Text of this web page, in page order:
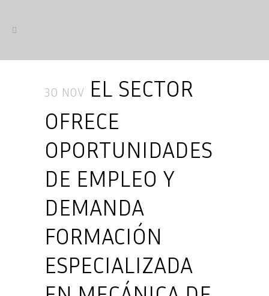
30 NOV EL SECTOR
OFRECE
OPORTUNIDADES
DE EMPLEO Y
DEMANDA
FORMACIÓN
ESPECIALIZADA